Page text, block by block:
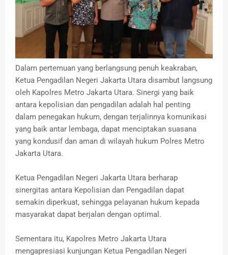
Dalam pertemuan yang berlangsung penuh keakraban,
Ketua Pengadilan Negeri Jakarta Utara disambut langsung
oleh Kapolres Metro Jakarta Utara. Sinergi yang baik
antara kepolisian dan pengadilan adalah hal penting
dalam penegakan hukum, dengan terjalinnya komunikasi
yang baik antar lembaga, dapat menciptakan suasana
yang kondusif dan aman di wilayah hukum Polres Metro
Jakarta Utara.
Ketua Pengadilan Negeri Jakarta Utara berharap
sinergitas antara Kepolisian dan Pengadilan dapat
semakin diperkuat, sehingga pelayanan hukum kepada
masyarakat dapat berjalan dengan optimal.
Sementara itu, Kapolres Metro Jakarta Utara
mengapresiasi kunjungan Ketua Pengadilan Negeri